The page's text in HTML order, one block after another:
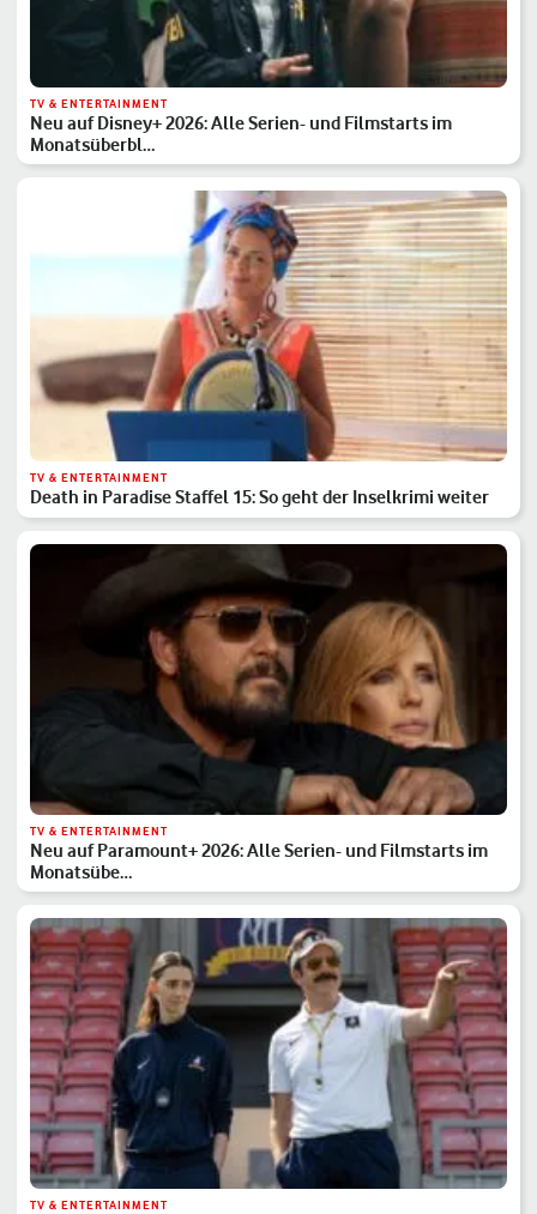
TV & ENTERTAINMENT
Neu auf Disney+ 2026: Alle Serien- und Filmstarts im
Monatsüberbl…
TV & ENTERTAINMENT
Death in Paradise Staffel 15: So geht der Inselkrimi weiter
TV & ENTERTAINMENT
Neu auf Paramount+ 2026: Alle Serien- und Filmstarts im
Monatsübe…
TV & ENTERTAINMENT